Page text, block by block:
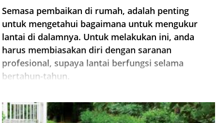
Semasa pembaikan di rumah, adalah penting
untuk mengetahui bagaimana untuk mengukur
lantai di dalamnya. Untuk melakukan ini, anda
harus membiasakan diri dengan saranan
profesional, supaya lantai berfungsi selama
bertahun-tahun.